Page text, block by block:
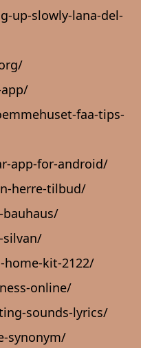
up-slowly-lana-del-
faa-tips-
app-for-android/
herre-tilbud/
kit-2122/
online/
sounds-lyrics/
synonym/